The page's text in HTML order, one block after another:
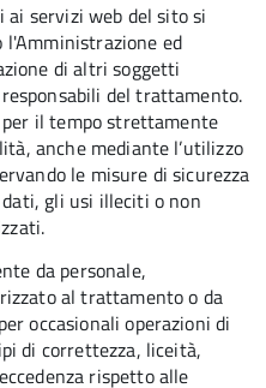
servizi web del sito si
l'Amministrazione ed
di altri soggetti
del trattamento.
il tempo strettamente
anche mediante l’utilizzo
le misure di sicurezza
gli usi illeciti o non
da personale,
al trattamento o da
occasionali operazioni di
di correttezza, liceità,
rispetto alle